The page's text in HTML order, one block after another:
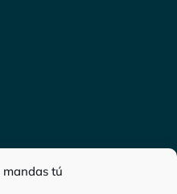
mandas tú